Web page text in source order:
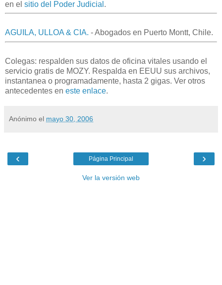
en el sitio del Poder Judicial .
AGUILA, ULLOA & CIA. - Abogados en Puerto Montt, Chile.
Colegas: respalden sus datos de oficina vitales usando el
servicio gratis de MOZY. Respalda en EEUU sus archivos,
instantanea o programadamente, hasta 2 gigas. Ver otros
antecedentes en este enlace.
Anónimo el mayo 30, 2006
‹ ›
Página Principal
Ver la versión web